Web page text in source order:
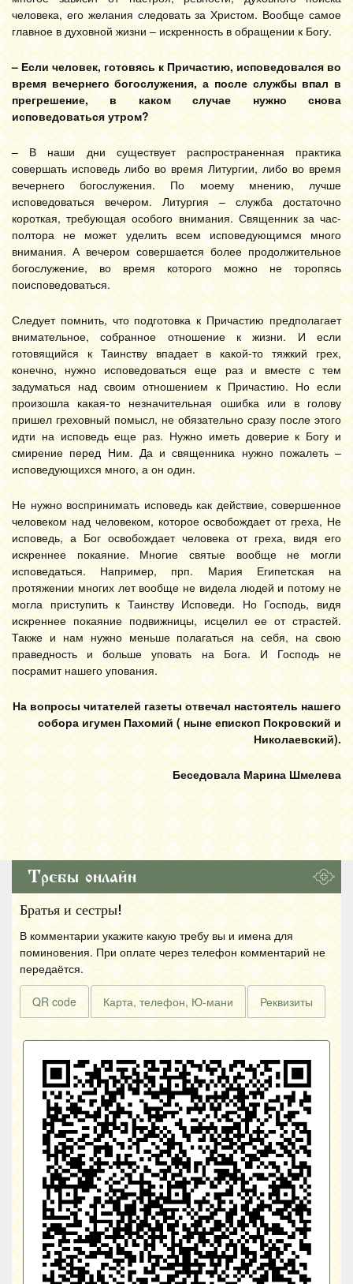
человека, его желания следовать за Христом. Вообще самое
главное в духовной жизни – искренность в обращении к Богу.
– Если человек, готовясь к Причастию, исповедовался во
время вечернего богослужения, а после службы впал в
прегрешение, в каком случае нужно снова
исповедоваться утром?
– В наши дни существует распространенная практика
совершать исповедь либо во время Литургии, либо во время
вечернего богослужения. По моему мнению, лучше
исповедоваться вечером. Литургия – служба достаточно
короткая, требующая особого внимания. Священник за час-
полтора не может уделить всем исповедующимся много
внимания. А вечером совершается более продолжительное
богослужение, во время которого можно не торопясь
поисповедоваться.
Следует помнить, что подготовка к Причастию предполагает
внимательное, собранное отношение к жизни. И если
готовящийся к Таинству впадает в какой-то тяжкий грех,
конечно, нужно исповедоваться еще раз и вместе с тем
задуматься над своим отношением к Причастию. Но если
произошла какая-то незначительная ошибка или в голову
пришел греховный помысл, не обязательно сразу после этого
идти на исповедь еще раз. Нужно иметь доверие к Богу и
смирение перед Ним. Да и священника нужно пожалеть –
исповедующихся много, а он один.
Не нужно воспринимать исповедь как действие, совершенное
человеком над человеком, которое освобождает от греха, Не
исповедь, а Бог освобождает человека от греха, видя его
искреннее покаяние. Многие святые вообще не могли
исповедаться. Например, прп. Мария Египетская на
протяжении многих лет вообще не видела людей и потому не
могла приступить к Таинству Исповеди. Но Господь, видя
искреннее покаяние подвижницы, исцелил ее от страстей.
Также и нам нужно меньше полагаться на себя, на свою
праведность и больше уповать на Бога. И Господь не
посрамит нашего упования.
На вопросы читателей газеты отвечал настоятель нашего
собора игумен Пахомий ( ныне епископ Покровский и
Николаевский).
Беседовала Марина Шмелева
Требы онлайн
Братья и сестры!
В комментарии укажите какую требу вы и имена для
поминовения. При оплате через телефон комментарий не
передаётся.
QR code Карта, телефон, Ю-мани Реквизиты